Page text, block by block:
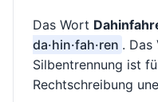
Das Wort
da·hin·fah·ren . Das
Silbentrennung ist
Rechtschreibung